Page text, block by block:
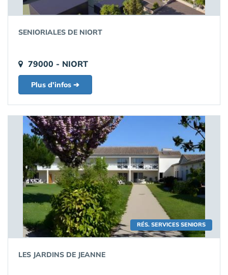
SENIORIALES DE NIORT
79000 - NIORT
Plus d'infos ➔
RÉS. SERVICES SENIORS
LES JARDINS DE JEANNE